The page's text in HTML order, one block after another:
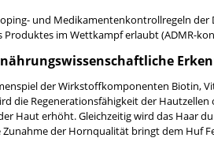
und Medikamentenkontrollregeln der
Produktes im Wettkampf erlaubt (ADMR-
der Wirkstoffkomponenten Biotin,
die Regenerationsfähigkeit der
Haut erhöht. Gleichzeitig wird das Haar
Zunahme der Hornqualität bringt dem Huf